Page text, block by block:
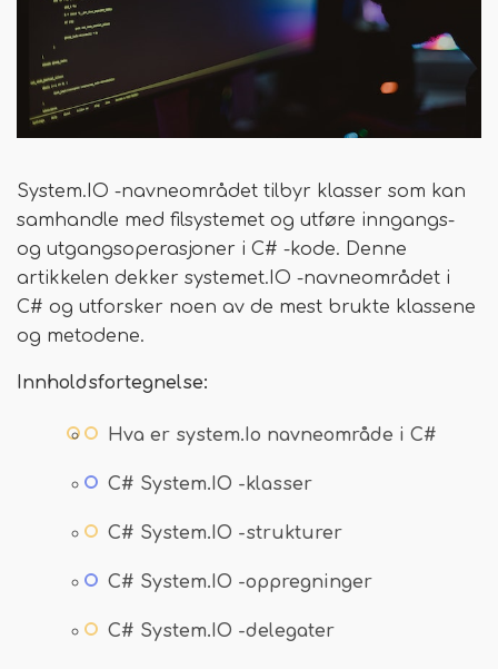
System.IO -navneområdet tilbyr klasser som kan
samhandle med filsystemet og utføre inngangs-
og utgangsoperasjoner i C# -kode. Denne
artikkelen dekker systemet.IO -navneområdet i
C# og utforsker noen av de mest brukte klassene
og metodene.
Innholdsfortegnelse:
Hva er system.Io navneområde i C#
C# System.IO -klasser
C# System.IO -strukturer
C# System.IO -oppregninger
C# System.IO -delegater